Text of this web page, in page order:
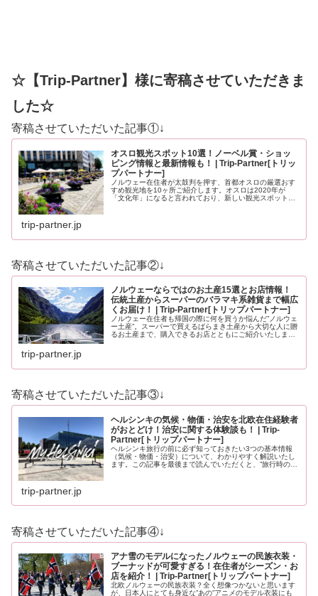
☆【Trip-Partner】様に寄稿させていただきま
した☆
寄稿させていただいた記事①↓
オスロ観光スポット10選！ノーベル賞・ショッ
ピング情報と最新情報も！ | Trip-Partner[トリッ
プパートナー]
ノルウェー在住者が太鼓判を押す、首都オスロの厳選おす
すめ観光地を10ヶ所ご紹介します。オスロは2020年が
「文化年」になると言われており、新しい観光スポットも
trip-partner.jp
寄稿させていただいた記事②↓
ノルウェーならではのお土産15選とお店情報！
伝統土産からスーパーのバラマキ系雑貨まで幅広
くお届け！ | Trip-Partner[トリップパートナー]
ノルウェー在住者も帰国の際に何を買うか悩んだ”ノルウェ
ー土産”。スーパーで買えるばらまき土産から大切な人に贈
るお土産まで、購入できるお店とともにご紹介いたしま
trip-partner.jp
寄稿させていただいた記事③↓
ヘルシンキの気候・物価・治安を北欧在住経験者
がおとどけ！治安に関する体験談も！ | Trip-
Partner[トリップパートナー]
ヘルシンキ旅行の前に必ず知っておきたい3つの基本情報
（気候・物価・治安）について、わかりやすく解説いたし
ます。この記事を最後まで読んでいただくと、”旅行時の服
trip-partner.jp
寄稿させていただいた記事④↓
アナ雪のモデルになったノルウェーの民族衣装・
ブーナッドが可愛すぎる！在住者がシーズン・お
店を紹介！ | Trip-Partner[トリップパートナー]
北欧ノルウェーの民族衣装？全く想像つかないと思います
が、日本人にとても身近な”あの”アニメのモデル衣装にも